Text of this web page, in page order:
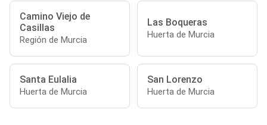
Camino Viejo de
Casillas
Región de Murcia
Las Boqueras
Huerta de Murcia
Santa Eulalia
Huerta de Murcia
San Lorenzo
Huerta de Murcia